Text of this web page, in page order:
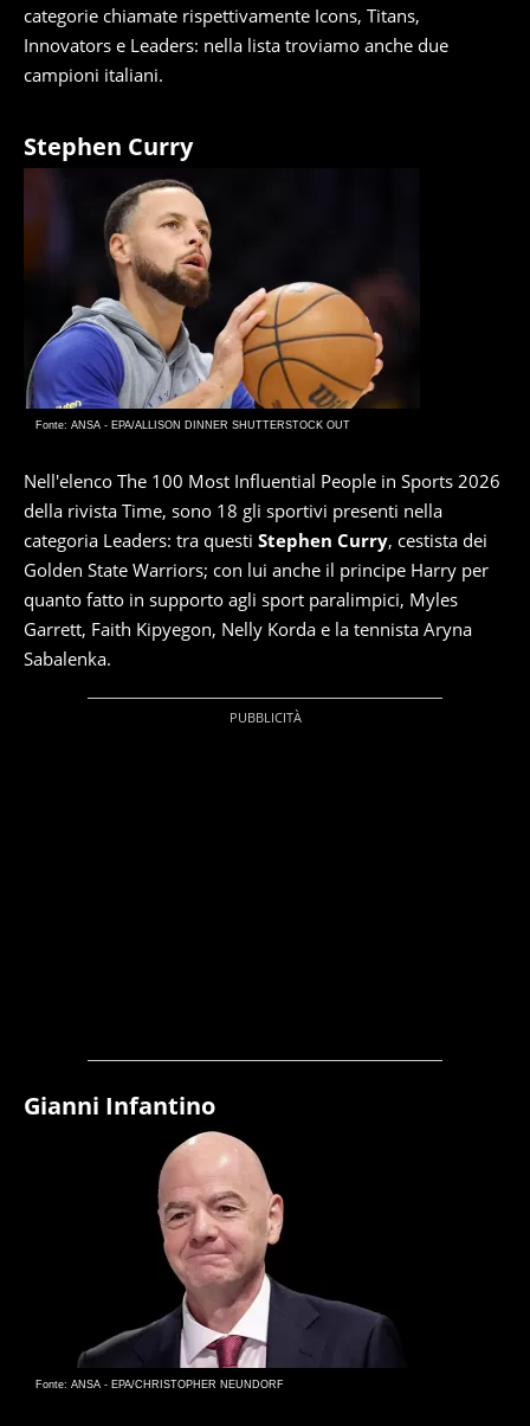
categorie chiamate rispettivamente Icons, Titans,
Innovators e Leaders: nella lista troviamo anche due
campioni italiani.
Stephen Curry
Fonte: ANSA - EPA/ALLISON DINNER SHUTTERSTOCK OUT
Nell'elenco The 100 Most Influential People in Sports 2026
della rivista Time, sono 18 gli sportivi presenti nella
categoria Leaders: tra questi Stephen Curry, cestista dei
Golden State Warriors; con lui anche il principe Harry per
quanto fatto in supporto agli sport paralimpici, Myles
Garrett, Faith Kipyegon, Nelly Korda e la tennista Aryna
Sabalenka.
Gianni Infantino
Fonte: ANSA - EPA/CHRISTOPHER NEUNDORF